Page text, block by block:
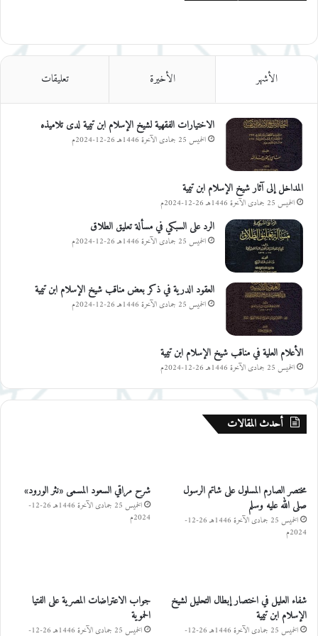
الأشهر الأخيرة تعليقات
الاختيارات الفقهية لشيخ الإسلام ابن تيمية لدى تلاميذه
الخميس 25 جمادى الآخرة 1446هـ 26-12-2024م
المداخل إلى آثار شيخ الإسلام ابن تيمية
الخميس 25 جمادى الآخرة 1446هـ 26-12-2024م
الرد على السبكي في مسألة تعليق الطلاق
الخميس 25 جمادى الآخرة 1446هـ 26-12-2024م
العقود الدرية في ذكر بعض مناقب شيخ الإسلام ابن تيمية
الخميس 25 جمادى الآخرة 1446هـ 26-12-2024م
الأعلام العلية في مناقب شيخ الإسلام ابن تيمية
الخميس 25 جمادى الآخرة 1446هـ 26-12-2024م
أحدث المقالات
مختصر الصارم المسلول على شاتم الرسول
صلى الله عليه وسلم
الخميس 25 جمادى الآخرة 1446هـ 26-12-
2024م
شرح مراقي السعود المسمى «نثر الورود»
الخميس 25 جمادى الآخرة 1446هـ 26-12-
2024م
شفاء العليل في اختصار إبطال التحليل لشيخ
الإسلام ابن تيمية
الخميس 25 جمادى الآخرة 1446هـ 26-12-
جواب الاعتراضات المصرية على الفتيا
الحموية
الخميس 25 جمادى الآخرة 1446هـ 26-12-